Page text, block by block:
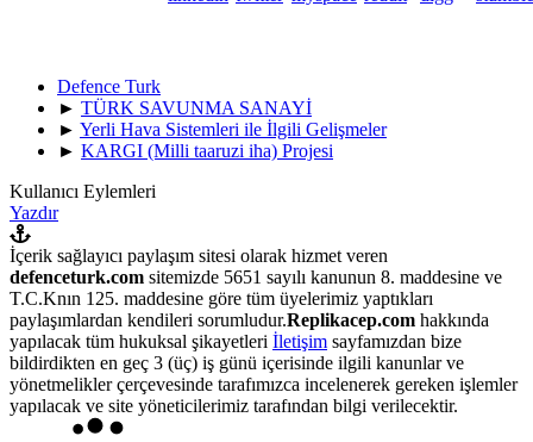
Defence Turk
► TÜRK SAVUNMA SANAYİ
► Yerli Hava Sistemleri ile İlgili Gelişmeler
► KARGI (Milli taaruzi iha) Projesi
Kullanıcı Eylemleri
Yazdır
İçerik sağlayıcı paylaşım sitesi olarak hizmet veren
defenceturk.com sitemizde 5651 sayılı kanunun 8. maddesine ve
T.C.Knın 125. maddesine göre tüm üyelerimiz yaptıkları
paylaşımlardan kendileri sorumludur.Replikacep.com hakkında
yapılacak tüm hukuksal şikayetleri İletişim sayfamızdan bize
bildirdikten en geç 3 (üç) iş günü içerisinde ilgili kanunlar ve
yönetmelikler çerçevesinde tarafımızca incelenerek gereken işlemler
yapılacak ve site yöneticilerimiz tarafından bilgi verilecektir.